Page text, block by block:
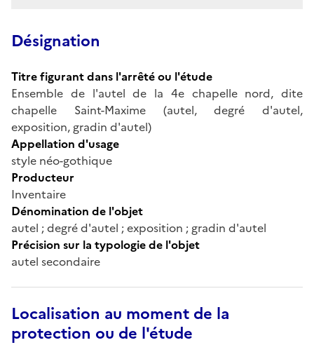
Désignation
Titre figurant dans l'arrêté ou l'étude
Ensemble de l'autel de la 4e chapelle nord, dite
chapelle Saint-Maxime (autel, degré d'autel,
exposition, gradin d'autel)
Appellation d'usage
style néo-gothique
Producteur
Inventaire
Dénomination de l'objet
autel ; degré d'autel ; exposition ; gradin d'autel
Précision sur la typologie de l'objet
autel secondaire
Localisation au moment de la
protection ou de l'étude